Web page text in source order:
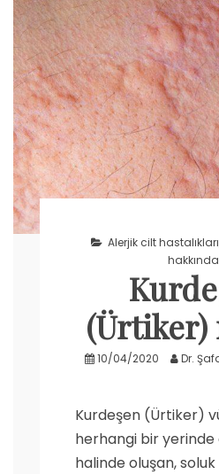
Alerjik cilt hastalıkları
hakkında
(Ürtiker)
10/04/2020 Dr.
Kurdeşen (Ürtiker)
herhangi bir
halinde oluşan, soluk